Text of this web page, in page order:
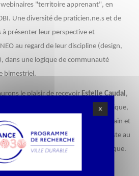
webinaires "territoire apprenant", en
Une diversité de praticien.ne.s et de
présenter leur perspective et
au regard de leur discipline (design,
dans une logique de communauté
bimestriel.
le plaisir de recevoirEstelle Caudal,
et la transition écologique,
fonctions des sols en contexte urbain et
et les compétences de l'urbaniste au
des villes au changement climatique.
nombreux.se. N'hésitez pas
X